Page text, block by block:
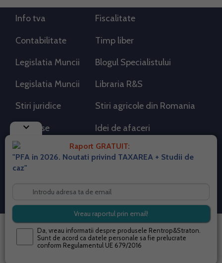
keyboard_arrow_down
Raport GRATUIT:
"PFA in 2026. Noutati privind TAXAREA + Studii de
caz"
Da, vreau informatii despre produsele Rentrop&Straton.
Sunt de acord ca datele personale sa fie prelucrate
conform Regulamentul UE 679/2016
Info tva Fiscalitate
Contabilitate Timp liber
Legislatia Muncii Blogul Specialistului
Legislatia Muncii Libraria R&S
Stiri juridice Stiri agricole din Romania
AdSense Idei de afaceri
RSS Flux RSS 2.0
Despre cookies
Termeni si conditii
Contact
© 2026 portalpfa.ro. Toate drepturile rezervate.